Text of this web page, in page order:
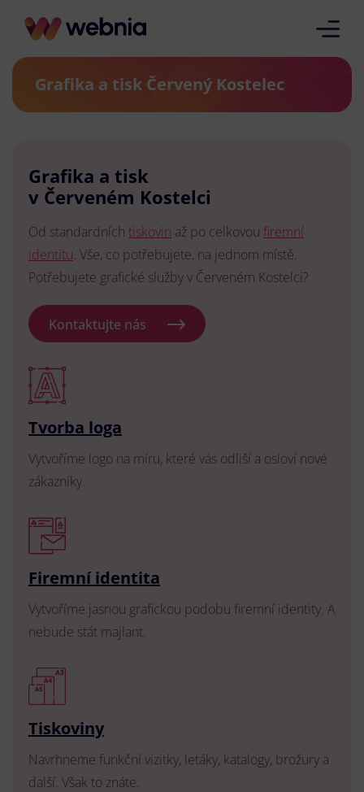
Grafika a tisk Červený Kostelec
Grafika a tisk
v Červeném Kostelci
Od standardních tiskovin až po celkovou firemní
identitu. Vše, co potřebujete, na jednom místě.
Potřebujete grafické služby v Červeném Kostelci?
Kontaktujte nás
Tvorba loga
Vytvoříme logo na míru, které vás odliší a osloví nové
zákazníky.
Firemní identita
Vytvoříme jasnou grafickou podobu firemní identity. A
nebude stát majlant.
Tiskoviny
Navrhneme funkční vizitky, letáky, katalogy, brožury a
další. Však to znáte.